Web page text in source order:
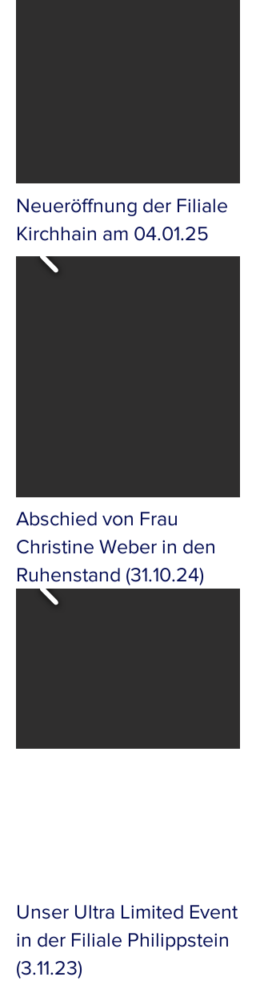
Neueröffnung der Filiale
Kirchhain am 04.01.25
Abschied von Frau
Christine Weber in den
Ruhenstand (31.10.24)
Unser Ultra Limited Event
in der Filiale Philippstein
(3.11.23)